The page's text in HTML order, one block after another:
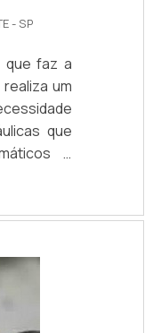
- SP
que faz a
um
que
e
da
o
no dia
de fazer